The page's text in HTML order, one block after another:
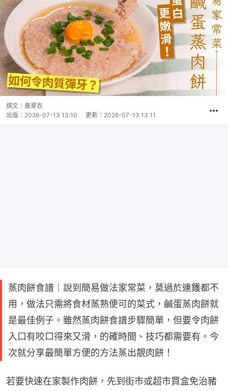
撰文： 黃翠衣
出版： 2026-07-13 13:10 更新： 2026-07-13 13:11
蒸肉餅食譜｜說到簡易做法家常菜，莫過於連鑊都不
用，做法只需將食材蒸熟便可的菜式，鹹蛋蒸肉餅就
是最佳例子。雖然蒸肉餅食譜步驟簡單，但要令肉餅
入口有咬口得來又滑，的確時間、技巧都需要有。今
次就分享最簡單方便的方法蒸出靚肉餅！
若要快速在家製作肉餅，先到街市或超市買盒免治豬